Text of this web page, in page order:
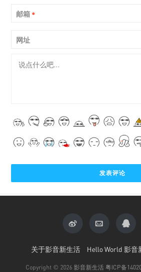
邮箱 *
网址
关于影音新生活 Hello World 影音
Copyright © 2026 影音新生活 粤ICP备